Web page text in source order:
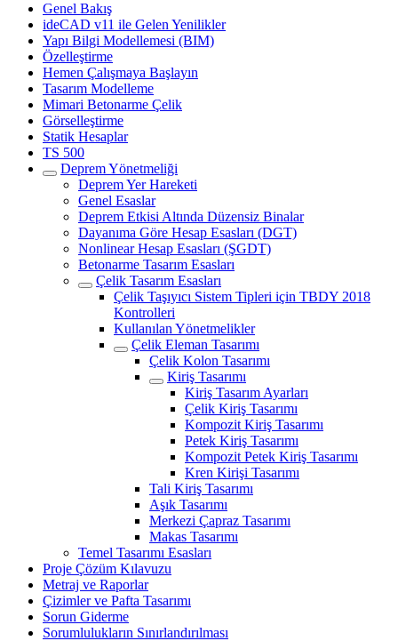
Genel Bakış
ideCAD v11 ile Gelen Yenilikler
Yapı Bilgi Modellemesi (BIM)
Özelleştirme
Hemen Çalışmaya Başlayın
Tasarım Modelleme
Mimari Betonarme Çelik
Görselleştirme
Statik Hesaplar
TS 500
Deprem Yönetmeliği
Deprem Yer Hareketi
Genel Esaslar
Deprem Etkisi Altında Düzensiz Binalar
Dayanıma Göre Hesap Esasları (DGT)
Nonlinear Hesap Esasları (ŞGDT)
Betonarme Tasarım Esasları
Çelik Tasarım Esasları
Çelik Taşıyıcı Sistem Tipleri için TBDY 2018
Kontrolleri
Kullanılan Yönetmelikler
Çelik Eleman Tasarımı
Çelik Kolon Tasarımı
Kiriş Tasarımı
Kiriş Tasarım Ayarları
Çelik Kiriş Tasarımı
Kompozit Kiriş Tasarımı
Petek Kiriş Tasarımı
Kompozit Petek Kiriş Tasarımı
Kren Kirişi Tasarımı
Tali Kiriş Tasarımı
Aşık Tasarımı
Merkezi Çapraz Tasarımı
Makas Tasarımı
Temel Tasarımı Esasları
Proje Çözüm Kılavuzu
Metraj ve Raporlar
Çizimler ve Pafta Tasarımı
Sorun Giderme
Sorumlulukların Sınırlandırılması